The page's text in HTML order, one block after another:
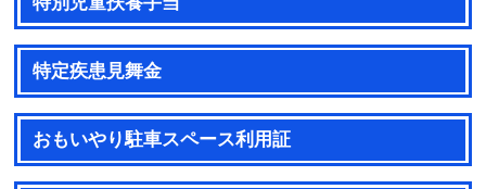
特定疾患見舞金
おもいやり駐車スペース利用証